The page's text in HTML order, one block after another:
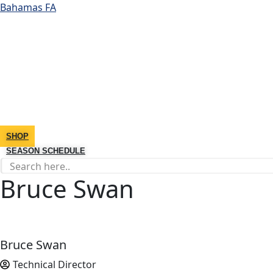
Bahamas FA
SHOP
SEASON SCHEDULE
Bruce Swan
Bruce Swan
Technical Director